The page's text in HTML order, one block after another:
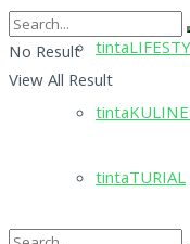
tintaTURIAL
No Result
View All Result